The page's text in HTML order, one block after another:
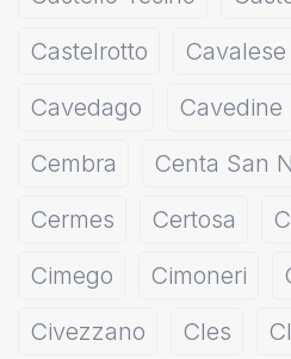
Castelrotto
Cavalese
Cavedago
Cavedine
Cembra
Centa San
Cermes
Certosa
Cimego
Cimoneri
Civezzano
Cles